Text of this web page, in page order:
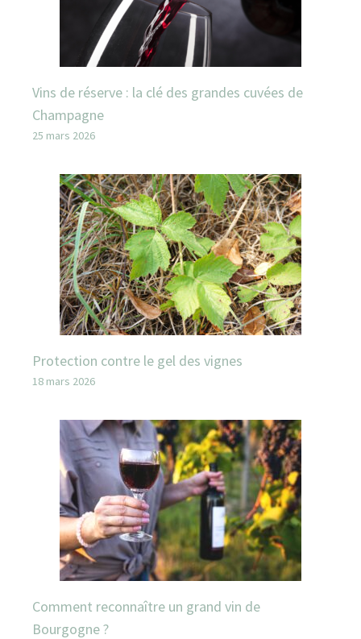
Vins de réserve : la clé des grandes cuvées de
Champagne
25 mars 2026
Protection contre le gel des vignes
18 mars 2026
Comment reconnaître un grand vin de
Bourgogne ?